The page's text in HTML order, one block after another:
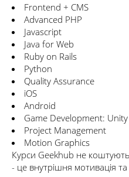
Frontend + CMS
Advanced PHP
Javascript
Java for Web
Ruby on Rails
Python
Quality Assurance
iOS
Android
Game Development: Unity
Project Management
Motion Graphics
Курси Geekhub не
- це внутрішня мотивація